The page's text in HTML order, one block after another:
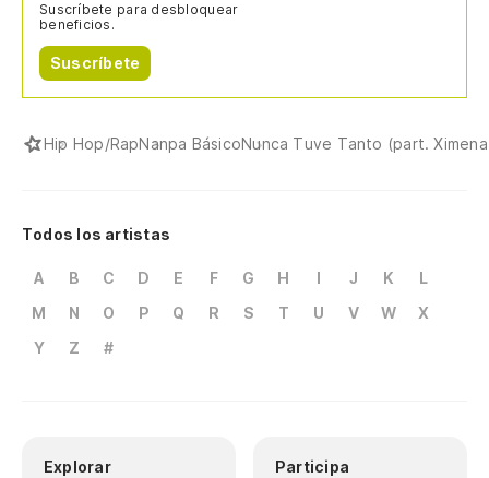
Suscríbete para desbloquear
beneficios.
Suscríbete
Hip Hop/RapNanpa BásicoNunca Tuve Tanto (part.
Todos los artistas
A B C D E F G H I J K
L
M
N O P Q R S T U V W
X
Y
Z #
Explorar Participa